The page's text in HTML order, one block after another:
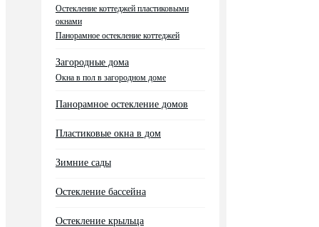
Остекление коттеджей пластиковыми
окнами
Панорамное остекление коттеджей
Загородные дома
Окна в пол в загородном доме
Панорамное остекление домов
Пластиковые окна в дом
Зимние сады
Остекление бассейна
Остекление крыльца